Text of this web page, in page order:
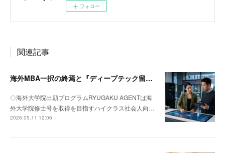
フォロー
関連記事
海外MBA一択の終焉と『ディープテック留学』への回帰
◇海外大学院出願プログラムRYUGAKU AGENTは海
外大学院修士号を取得を目指すハイクラス社会人向…
2026.05.11 12:06